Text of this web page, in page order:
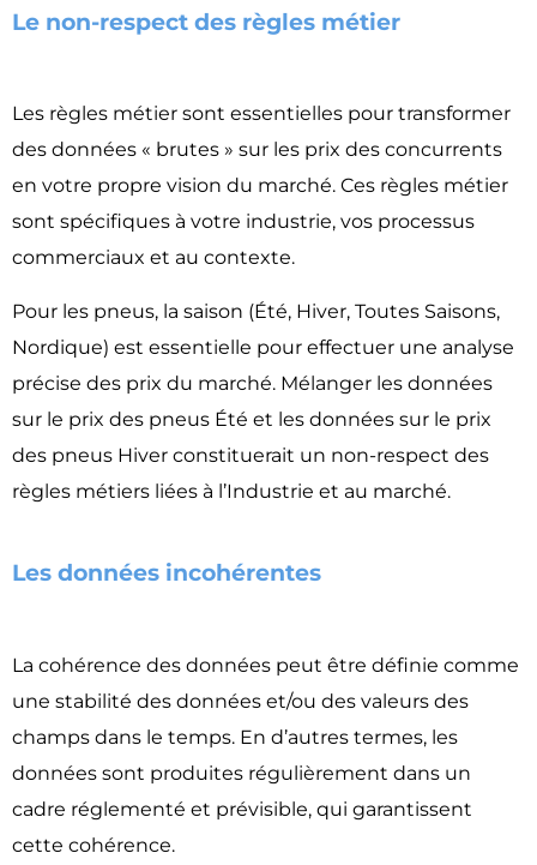
Le non-respect des règles métier​
Les règles métier sont essentielles pour transformer
des données « brutes » sur les prix des concurrents
en votre propre vision du marché. Ces règles métier
sont spécifiques à votre industrie, vos processus
commerciaux et au contexte.
Pour les pneus, la saison (Été, Hiver, Toutes Saisons,
Nordique) est essentielle pour effectuer une analyse
précise des prix du marché. Mélanger les données
sur le prix des pneus Été et les données sur le prix
des pneus Hiver constituerait un non-respect des
règles métiers liées à l’Industrie et au marché.
Les données incohérentes
La cohérence des données peut être définie comme
une stabilité des données et/ou des valeurs des
champs dans le temps. En d’autres termes, les
données sont produites régulièrement dans un
cadre réglementé et prévisible, qui garantissent
cette cohérence.